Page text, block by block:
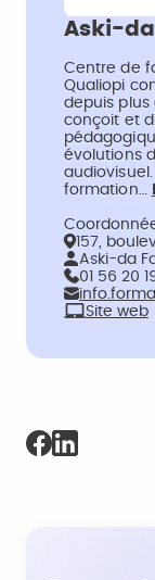
Aski-
Centre de
Qualiopi
depuis plus
conçoit et
évolutions
formation…
157,
Aski-da
01 56 20 19
Site web